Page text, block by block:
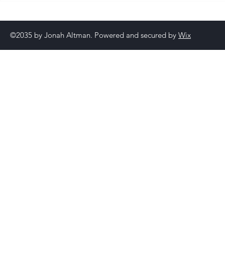
痛、肩頸僵硬、腰痠背痛、失眠或
易疲倦等症狀時，這些其實都是身
©2035 by Jonah Altman. Powered and secured by Wix